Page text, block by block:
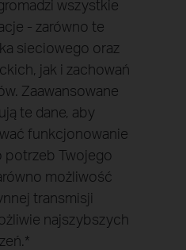
wszystkie
- zarówno te
sieciowego oraz
jak i zachowań
Zaawansowane
te dane, aby
funkcjonowanie
potrzeb Twojego
możliwość
transmisji
najszybszych
*